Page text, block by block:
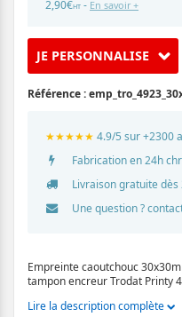
2,90€HT - En savoir +
JE PERSONNALISE
Référence :
★★★★★ 4.9/5 sur +2300
Fabrication en 24h
Livraison gratuite dès
Une question ?
Empreinte caoutchouc
tampon encreur Trodat Printy
Lire la description complète